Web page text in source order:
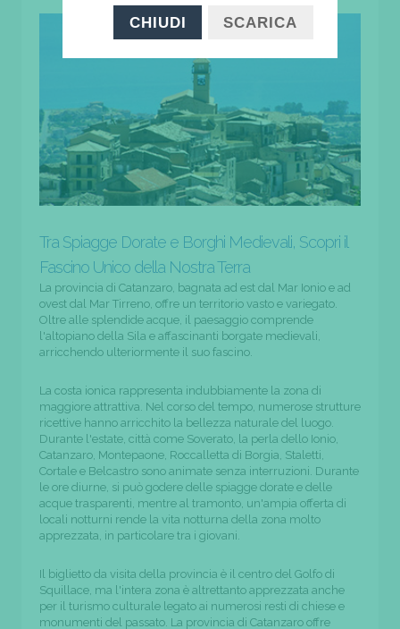
Tra Spiagge Dorate e Borghi Medievali, Scopri il
Fascino Unico della Nostra Terra
La provincia di Catanzaro, bagnata ad est dal Mar Ionio e ad
ovest dal Mar Tirreno, offre un territorio vasto e variegato.
Oltre alle splendide acque, il paesaggio comprende
l'altopiano della Sila e affascinanti borgate medievali,
arricchendo ulteriormente il suo fascino.
La costa ionica rappresenta indubbiamente la zona di
maggiore attrattiva. Nel corso del tempo, numerose strutture
ricettive hanno arricchito la bellezza naturale del luogo.
Durante l'estate, città come Soverato, la perla dello Ionio,
Catanzaro, Montepaone, Roccalletta di Borgia, Staletti,
Cortale e Belcastro sono animate senza interruzioni. Durante
le ore diurne, si può godere delle spiagge dorate e delle
acque trasparenti, mentre al tramonto, un'ampia offerta di
locali notturni rende la vita notturna della zona molto
apprezzata, in particolare tra i giovani.
Il biglietto da visita della provincia è il centro del Golfo di
Squillace, ma l'intera zona è altrettanto apprezzata anche
per il turismo culturale legato ai numerosi resti di chiese e
monumenti del passato. La provincia di Catanzaro offre
CHIUDI SCARICA